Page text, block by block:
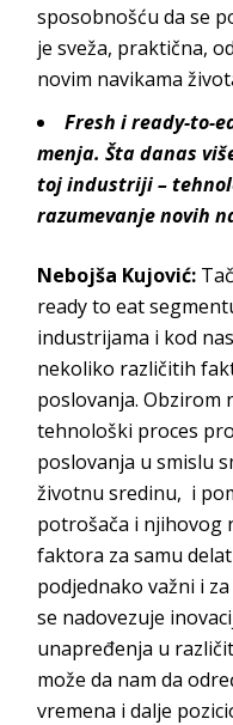
sposobnošću da se
je sveža, praktična,
novim navikama
Fresh i ready-to-
menja. Šta danas
toj industriji –
razumevanje novih
Nebojša Kujović:
ready to eat
industrijama i kod
nekoliko različitih
poslovanja. Obzirom
tehnološki proces
poslovanja u smislu
životnu sredinu, i
potrošača i njihovog
faktora za samu
podjednako važni i
se nadovezuje
unapređenja u
može da nam da
vremena i dalje